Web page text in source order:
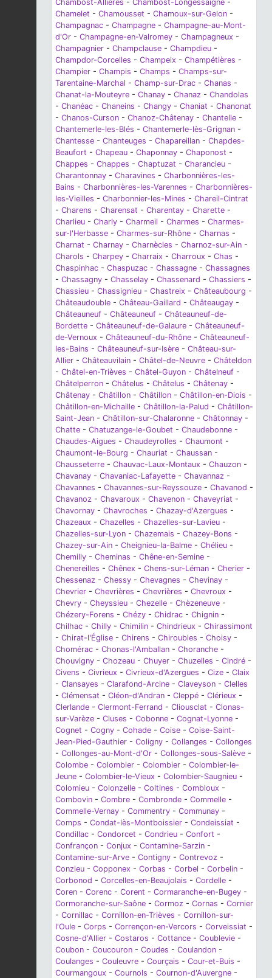
Chambost-Allières - Chambost-Longessaigne -
Chamelet - Chamousset - Chamoux-sur-Gelon -
Champagnac - Champagne - Champagne-au-Mont-
d'Or - Champagne-en-Valromey - Champagneux -
Champagnier - Champclause - Champdieu -
Champdor-Corcelles - Champeix - Champétières -
Champier - Champis - Champs - Champs-sur-
Tarentaine-Marchal - Champ-sur-Drac - Chanas -
Chanat-la-Mouteyre - Chanay - Chanaz - Chandolas
- Chanéac - Chaneins - Changy - Chaniat - Chanonat
- Chanos-Curson - Chanoz-Châtenay - Chantelle -
Chantemerle-les-Blés - Chantemerle-lès-Grignan -
Chantesse - Chanteuges - Chapareillan - Chapdes-
Beaufort - Chapeau - Chaponnay - Chaponost -
Chappes - Chappes - Chaptuzat - Charancieu -
Charantonnay - Charavines - Charbonnières-les-
Bains - Charbonnières-les-Varennes - Charbonnières-
les-Vieilles - Charbonnier-les-Mines - Chareil-Cintrat
- Charens - Charensat - Charentay - Charette -
Charlieu - Charly - Charmeil - Charmes - Charmes-
sur-l'Herbasse - Charmes-sur-Rhône - Charnas -
Charnat - Charnay - Charnècles - Charnoz-sur-Ain -
Charols - Charpey - Charraix - Charroux - Chas -
Chaspinhac - Chaspuzac - Chassagne - Chassagnes
- Chassagny - Chasselay - Chassenard - Chassiers -
Chassieu - Chassignieu - Chastreix - Châteaubourg -
Châteaudouble - Château-Gaillard - Châteaugay -
Châteauneuf - Châteauneuf - Châteauneuf-de-
Bordette - Châteauneuf-de-Galaure - Châteauneuf-
de-Vernoux - Châteauneuf-du-Rhône - Châteauneuf-
les-Bains - Châteauneuf-sur-Isère - Château-sur-
Allier - Châteauvilain - Châtel-de-Neuvre - Châteldon
- Châtel-en-Trièves - Châtel-Guyon - Châtelneuf -
Châtelperron - Châtelus - Châtelus - Châtenay -
Châtenay - Châtillon - Châtillon - Châtillon-en-Diois -
Châtillon-en-Michaille - Châtillon-la-Palud - Châtillon-
Saint-Jean - Châtillon-sur-Chalaronne - Châtonnay -
Chatte - Chatuzange-le-Goubet - Chaudebonne -
Chaudes-Aigues - Chaudeyrolles - Chaumont -
Chaumont-le-Bourg - Chauriat - Chaussan -
Chausseterre - Chauvac-Laux-Montaux - Chauzon -
Chavanay - Chavaniac-Lafayette - Chavannaz -
Chavannes - Chavannes-sur-Reyssouze - Chavanod -
Chavanoz - Chavaroux - Chavenon - Chaveyriat -
Chavornay - Chavroches - Chazay-d'Azergues -
Chazeaux - Chazelles - Chazelles-sur-Lavieu -
Chazelles-sur-Lyon - Chazemais - Chazey-Bons -
Chazey-sur-Ain - Cheignieu-la-Balme - Chélieu -
Chemilly - Cheminas - Chêne-en-Semine -
Chenereilles - Chênex - Chens-sur-Léman - Cherier -
Chessenaz - Chessy - Chevagnes - Chevinay -
Chevrier - Chevrières - Chevrières - Chevroux -
Chevry - Cheyssieu - Chezelle - Chèzeneuve -
Chézery-Forens - Chézy - Chidrac - Chignin -
Chilhac - Chilly - Chimilin - Chindrieux - Chirassimont
- Chirat-l'Église - Chirens - Chiroubles - Choisy -
Chomérac - Chonas-l'Amballan - Choranche -
Chouvigny - Chozeau - Chuyer - Chuzelles - Cindré -
Civens - Civrieux - Civrieux-d'Azergues - Cize - Claix
- Clansayes - Clarafond-Arcine - Claveyson - Clelles
- Clémensat - Cléon-d'Andran - Cleppé - Clérieux -
Clerlande - Clermont-Ferrand - Cliousclat - Clonas-
sur-Varèze - Cluses - Cobonne - Cognat-Lyonne -
Cognet - Cogny - Cohade - Coise - Coise-Saint-
Jean-Pied-Gauthier - Coligny - Collanges - Collonges
- Collonges-au-Mont-d'Or - Collonges-sous-Salève -
Colombe - Colombier - Colombier - Colombier-le-
Jeune - Colombier-le-Vieux - Colombier-Saugnieu -
Colomieu - Colonzelle - Coltines - Combloux -
Combovin - Combre - Combronde - Commelle -
Commelle-Vernay - Commentry - Communay -
Comps - Condat-lès-Montboissier - Condeissiat -
Condillac - Condorcet - Condrieu - Confort -
Confrançon - Conjux - Contamine-Sarzin -
Contamine-sur-Arve - Contigny - Contrevoz -
Conzieu - Copponex - Corbas - Corbel - Corbelin -
Corbonod - Corcelles-en-Beaujolais - Cordelle -
Coren - Corenc - Corent - Cormaranche-en-Bugey -
Cormoranche-sur-Saône - Cormoz - Cornas - Cornier
- Cornillac - Cornillon-en-Trièves - Cornillon-sur-
l'Oule - Corps - Corrençon-en-Vercors - Corveissiat -
Cosne-d'Allier - Costaros - Cottance - Coublevie -
Coubon - Coucouron - Coudes - Coulandon -
Coulanges - Couleuvre - Courçais - Cour-et-Buis -
Courmangoux - Cournols - Cournon-d'Auvergne -